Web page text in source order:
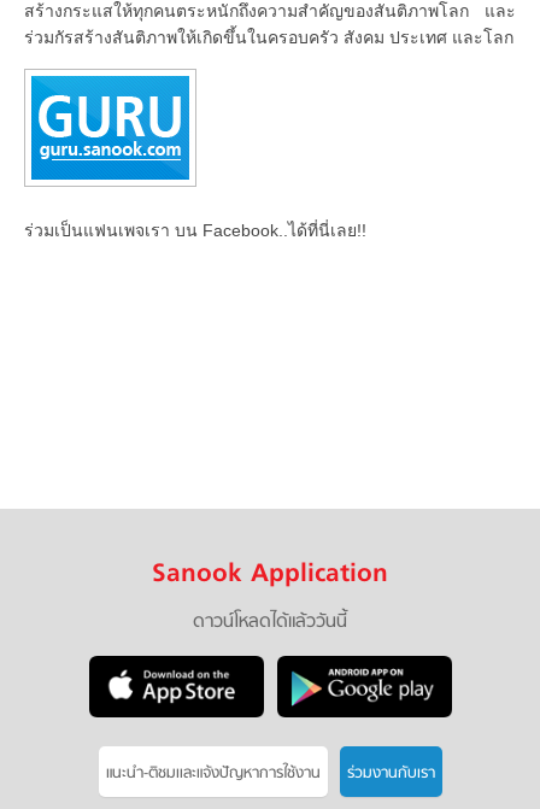
สร้างกระแสให้ทุกคนตระหนักถึงความสำคัญของสันติภาพโลก และ
ร่วมกัรสร้างสันติภาพให้เกิดขึ้นในครอบครัว สังคม ประเทศ และโลก
ร่วมเป็นแฟนเพจเรา บน Facebook..ได้ที่นี่เลย!!
Sanook Application
ดาวน์โหลดได้แล้ววันนี้
แนะนำ-ติชมเเละแจ้งปัญหาการใช้งาน ร่วมงานกับเรา